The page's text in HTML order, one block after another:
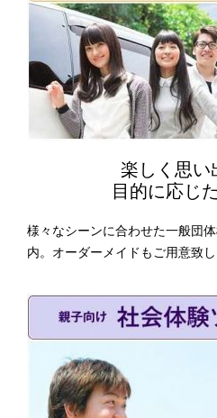
楽しく思い
目的に応じ
様々なシーンに合わせた一般団
内。オーダーメイドもご用意致し